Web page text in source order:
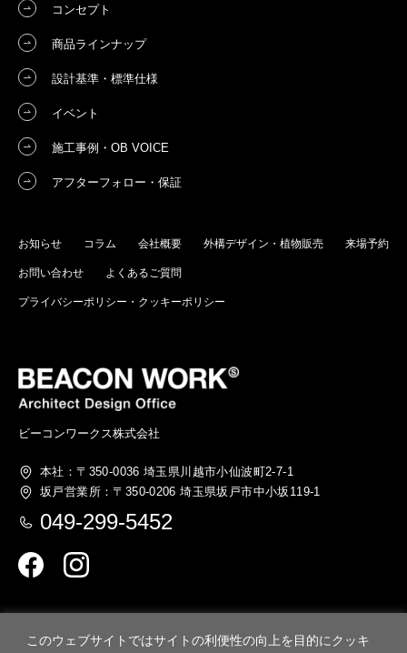
このウェブサイトではサイトの利便性の向上を目的にクッキ
ビーコンワークス株式会社
本社：〒350-0036 埼玉県川越市小仙波町2-7-1
坂戸営業所：〒350-0206 埼玉県坂戸市中小坂119-1
049-299-5452
コンセプト
商品ラインナップ
設計基準・標準仕様
イベント
施工事例・OB VOICE
アフターフォロー・保証
お知らせ コラム 会社概要 外構デザイン・植物販売 来場予約
お問い合わせ よくあるご質問
プライバシーポリシー・クッキーポリシー